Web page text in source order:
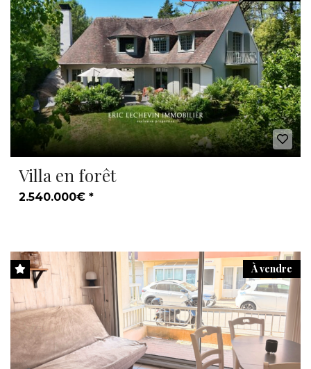
Villa en forêt
2.540.000€ *
À vendre